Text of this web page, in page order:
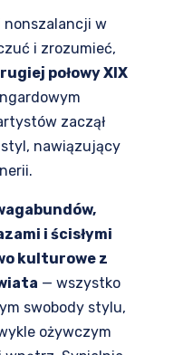
w
i zrozumieć,
połowy XIX
zaczął
nawiązujący
i ścisłymi
kulturowe z
— wszystko
swobody stylu,
ożywczym